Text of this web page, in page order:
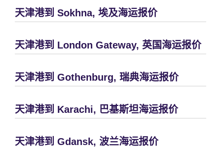
天津港到 Sokhna, 埃及海运报价
天津港到 London Gateway, 英国海运报价
天津港到 Gothenburg, 瑞典海运报价
天津港到 Karachi, 巴基斯坦海运报价
天津港到 Gdansk, 波兰海运报价